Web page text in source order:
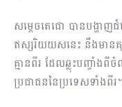
សម្តេចតេជោ បានបង្ហា
ឥស្សរិយយសនេះ នឹងមាន​គុ
គ្មានពីរ ដែលឆ្លុះបញ្ចាំងពី
ប្រជាជននៃប្រទេសទាំងពីរ